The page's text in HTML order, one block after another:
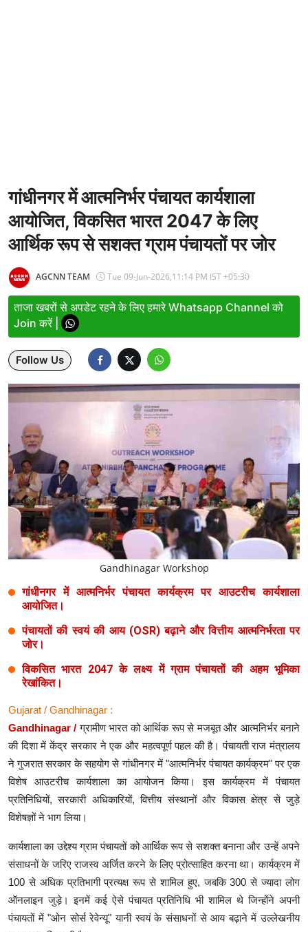
Business
Relationship
Education
Defence & Security
Environment
Lifestyle
Health
Development
Career
Literature
Tour & Travel
History Speaks
About Us
गांधीनगर में आत्मनिर्भर पंचायत कार्यशाला
आयोजित, विकसित भारत 2047 के लिए
आर्थिक रूप से सशक्त ग्राम पंचायतों पर जोर
AGCNN TEAM Tue 09-Jun-2026,11:14 PM IST +05:30
ताजा खबरों से अपडेट रहने के लिए हमारे Whatsapp Channel को
Join करें |
Follow Us
Gandhinagar Workshop
गांधीनगर में आत्मनिर्भर पंचायत कार्यक्रम पर आउटरीच कार्यशाला
आयोजित।
पंचायतों की स्वयं की आय (OSR) बढ़ाने और वित्तीय आत्मनिर्भरता पर
जोर।
विकसित भारत 2047 के लक्ष्य में ग्राम पंचायतों की अहम भूमिका
रेखांकित।
Gujarat / Gandhinagar :
Gandhinagar /ग्रामीण भारत को आर्थिक रूप से मजबूत और आत्मनिर्भर बनाने
की दिशा में केंद्र सरकार ने एक और महत्वपूर्ण पहल की है। पंचायती राज मंत्रालय
ने गुजरात सरकार के सहयोग से गांधीनगर में "आत्मनिर्भर पंचायत कार्यक्रम" पर एक
विशेष आउटरीच कार्यशाला का आयोजन किया। इस कार्यक्रम में पंचायत
प्रतिनिधियों, सरकारी अधिकारियों, वित्तीय संस्थानों और विकास क्षेत्र से जुड़े
विशेषज्ञों ने भाग लिया।
कार्यशाला का उद्देश्य ग्राम पंचायतों को आर्थिक रूप से सशक्त बनाना और उन्हें अपने
संसाधनों के जरिए राजस्व अर्जित करने के लिए प्रोत्साहित करना था। कार्यक्रम में
100 से अधिक प्रतिभागी प्रत्यक्ष रूप से शामिल हुए, जबकि 300 से ज्यादा लोग
ऑनलाइन जुड़े। इनमें कई ऐसे पंचायत प्रतिनिधि भी शामिल थे जिन्होंने अपनी
पंचायतों में "ओन सोर्स रेवेन्यू" यानी स्वयं के संसाधनों से आय बढ़ाने में उल्लेखनीय